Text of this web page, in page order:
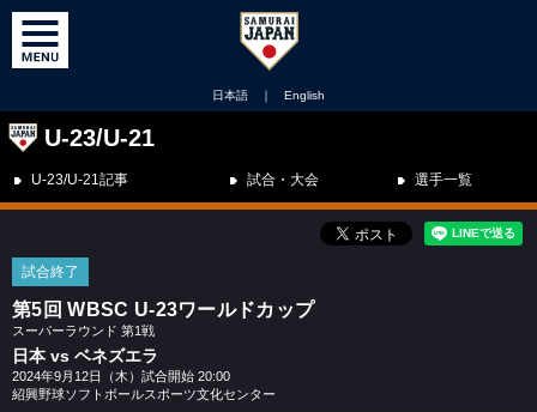
日本語 ｜ English
U-23/U-21
U-23/U-21記事 試合・大会 選手一覧
試合終了
第5回 WBSC U-23ワールドカップ
スーパーラウンド 第1戦
日本 vs ベネズエラ
2024年9月12日（木）試合開始 20:00
紹興野球ソフトボールスポーツ文化センター